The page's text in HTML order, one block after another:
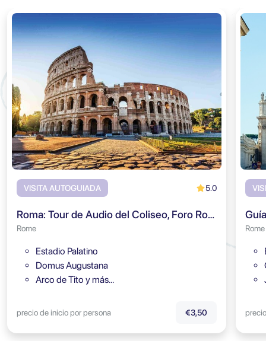
VISITA AUTOGUIADA 5.0
Roma: Tour de Audio del Coliseo, Foro Romano y Monte Palatino
Rome
Estadio Palatino
Domus Augustana
Arco de Tito y más…
precio de inicio por persona €3,50
Rome